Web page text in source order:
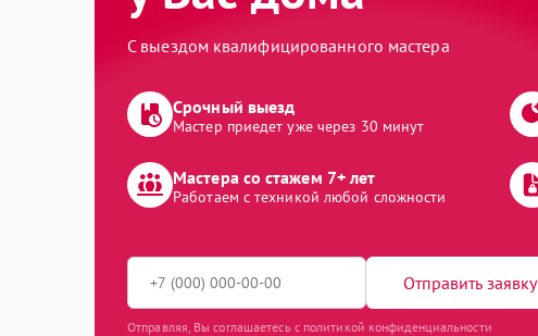
С выездом квалифицированного мастера
Срочный выезд
Мастер приедет уже через 30 минут
Мастера со стажем 7+ лет
Работаем с техникой любой сложности
Отправить заявку
Отправляя, Вы соглашаетесь с политикой конфиденциальности